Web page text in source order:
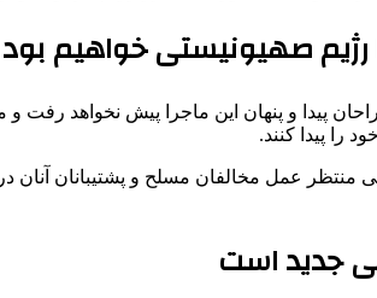
صهیونیستی خواهیم بود
پیدا و پنهان این ماجرا پیش نخواهد
پیدا کنند.
عمل مخالفان مسلح و پشتیبانان آنان
جدید است